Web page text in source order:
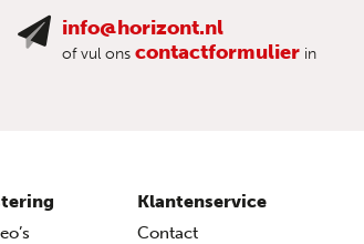
info@horizont.nl
of vul ons contactformulier in
Klantenservice
Contact